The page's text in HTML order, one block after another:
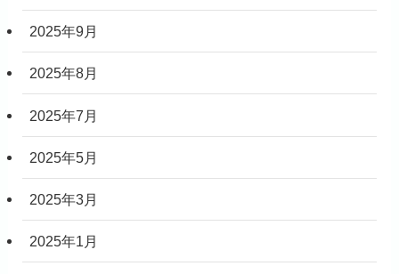
2025年9月
2025年8月
2025年7月
2025年5月
2025年3月
2025年1月